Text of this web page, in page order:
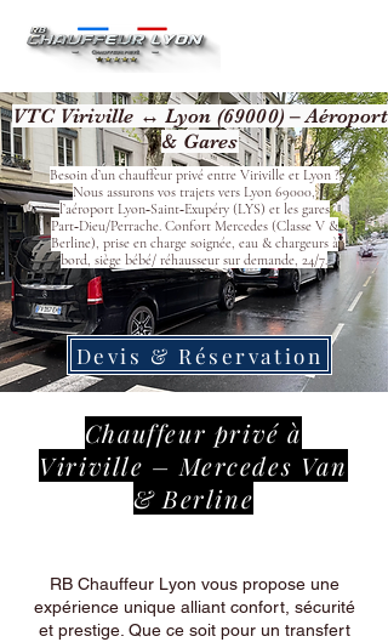
VTC Viriville ↔ Lyon (69000) – Aéroport
& Gares
Besoin d’un chauffeur privé entre Viriville et Lyon ?
Nous assurons vos trajets vers Lyon 69000,
l’aéroport Lyon‑Saint‑Exupéry (LYS) et les gares
Part‑Dieu/Perrache. Confort Mercedes (Classe V &
Berline), prise en charge soignée, eau & chargeurs à
bord, siège bébé/ réhausseur sur demande, 24/7.
Devis & Réservation
Chauffeur privé à
Viriville – Mercedes Van
& Berline
RB Chauffeur Lyon vous propose une
expérience unique alliant confort, sécurité
et prestige. Que ce soit pour un transfert